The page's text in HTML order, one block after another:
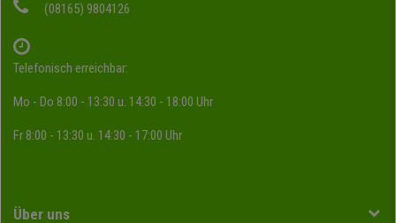
(08165) 9804126
Telefonisch erreichbar:
Mo - Do 8:00 - 13:30 u. 14:30 - 18:00 Uhr
Fr 8:00 - 13:30 u. 14:30 - 17:00 Uhr
Über uns